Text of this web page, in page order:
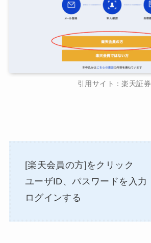
引用サイト：楽天証券
[楽天会員の方]をクリック
ユーザID、パスワードを入力
ログインする